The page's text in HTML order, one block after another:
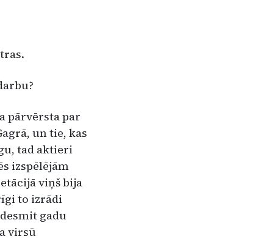
pārvērsta par
un tie, kas
tad aktieri
izspēlējām
viņš bija
to izrādi
ga­du
virsū